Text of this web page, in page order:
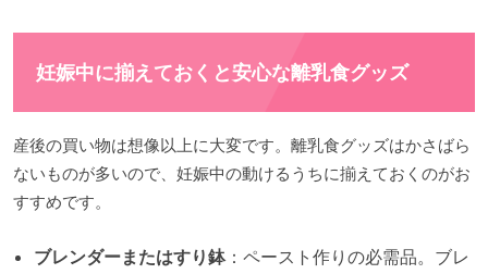
妊娠中に揃えておくと安心な離乳食グッズ
産後の買い物は想像以上に大変です。離乳食グッズはかさばら
ないものが多いので、妊娠中の動けるうちに揃えておくのがお
すすめです。
ブレンダーまたはすり鉢：ペースト作りの必需品。ブレ